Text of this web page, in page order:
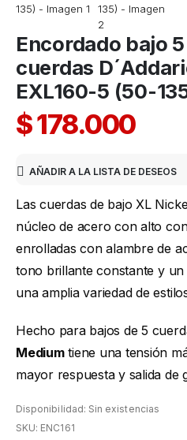
Encordado bajo 5
cuerdas
EXL160-5 (50-
$178.000
AÑADIR A LA LISTA DE DESEOS
Las cuerdas de bajo XL
núcleo de acero con alto
enrolladas con alambre de
tono brillante constante y
una amplia variedad de
Hecho para bajos de 5
Mediumtiene una tensión
mayor respuesta y salida de
Disponibilidad: Sin existencias
SKU: ENC161